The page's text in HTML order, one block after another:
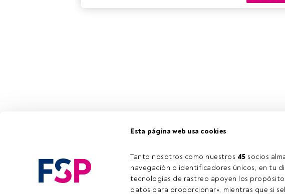
Esta página web usa cookies
Tanto nosotros como nuestros 45 socios
navegación o identificadores únicos, en tu
tecnologías de rastreo apoyen los
datos para proporcionar», mientras que si